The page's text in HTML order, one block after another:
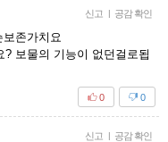
신고 | 공감 확인
존가치요
보물의 기능이 없던걸로됩
0
0
신고 | 공감 확인